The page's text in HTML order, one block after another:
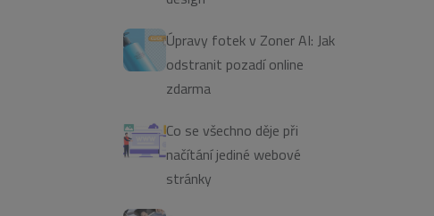
Úpravy fotek v Zoner AI: Jak
odstranit pozadí online
zdarma
Co se všechno děje při
načítání jediné webové
stránky